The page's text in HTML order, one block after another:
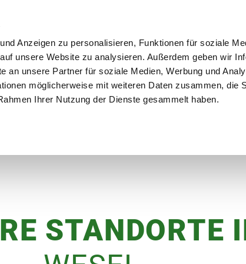
Anzeigen zu personalisieren, Funktionen für soziale
unsere Website zu analysieren. Außerdem geben wir
an unsere Partner für soziale Medien, Werbung und
möglicherweise mit weiteren Daten zusammen, die
Ihrer Nutzung der Dienste gesammelt haben.
Aktuelles Ratgeber
STANDORTE